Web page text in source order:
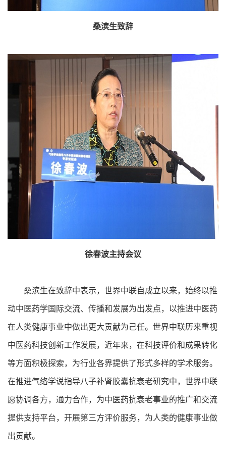
桑滨生致辞
徐春波主持会议
桑滨生在致辞中表示，世界中联自成立以来，始终以推
动中医药学国际交流、传播和发展为出发点，以推进中医药
在人类健康事业中做出更大贡献为己任。世界中联历来重视
中医药科技创新工作发展，近年来，在科技评价和成果转化
等方面积极探索，为行业各界提供了形式多样的学术服务。
在推进气络学说指导八子补肾胶囊抗衰老研究中，世界中联
愿协调各方，通力合作，为中医药抗衰老事业的推广和交流
提供支持平台，开展第三方评价服务，为人类的健康事业做
出贡献。